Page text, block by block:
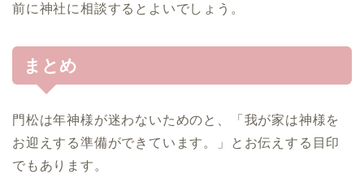
前に神社に相談するとよいでしょう。
まとめ
門松は年神様が迷わないためのと、「我が家は神様を
お迎えする準備ができています。」とお伝えする目印
でもあります。